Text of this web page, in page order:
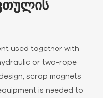
used together with
or two-rope
scrap magnets
is needed to